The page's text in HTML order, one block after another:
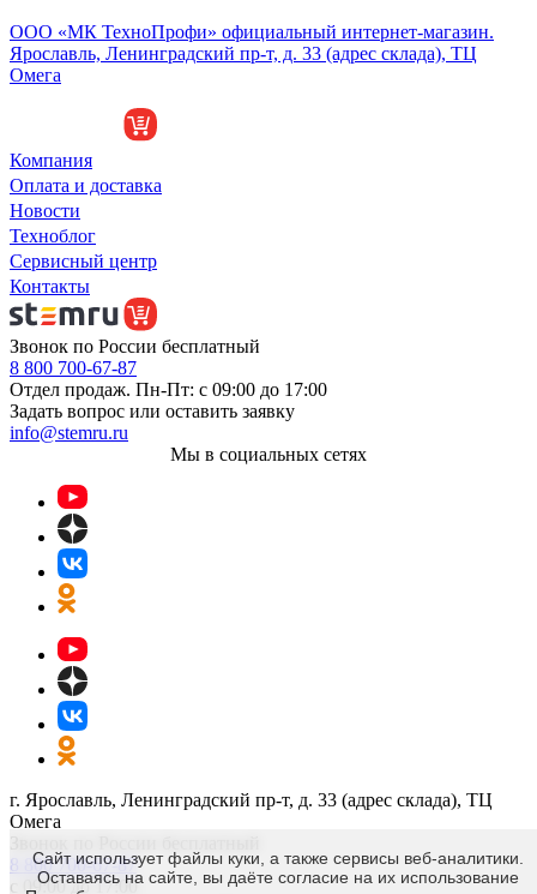
ООО «МК ТехноПрофи» официальный интернет-магазин.
Ярославль, Ленинградский пр-т, д. 33 (адрес склада), ТЦ
Омега
Компания
Оплата и доставка
Новости
Техноблог
Сервисный центр
Контакты
Звонок по России бесплатный
8 800 700-67-87
Отдел продаж. Пн-Пт: с 09:00 до 17:00
Задать вопрос или оставить заявку
info@stemru.ru
Мы в социальных сетях
г. Ярославль, Ленинградский пр-т, д. 33 (адрес склада), ТЦ
Омега
8 800 700-67-87
с 09:00 до 17:00
Сайт использует файлы куки, а также сервисы веб-аналитики.
Оставаясь на сайте, вы даёте согласие на их использование